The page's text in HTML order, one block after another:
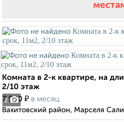
2
Комната в 2-к квартире, на
2/10 этаж
7 500 ₽ в месяц
Вахитовский район, Марселя